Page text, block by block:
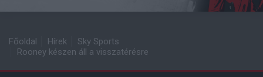
Főoldal Hírek
Sky Sports
Rooney készen áll a visszatérésre